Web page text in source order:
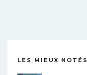
LES MIEUX NOTÉS